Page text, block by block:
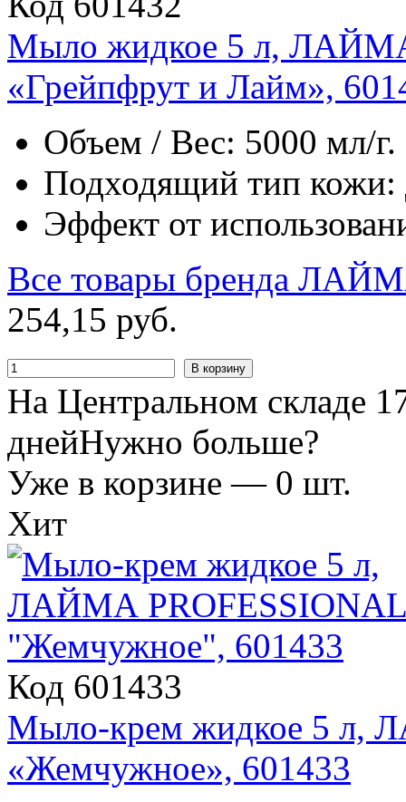
Мыло жидкое 5 л,
«Грейпфрут и Лайм»,
Объем / Вес: 5000 мл/г.
Подходящий тип кожи:
Эффект от
Все товары бренда
254,15 руб.
В корзину
На Центральном складе
днейНужно больше?
Уже в корзине — 0 шт.
Хит
Код 601433
Мыло-крем жидкое 5 л,
«Жемчужное», 601433